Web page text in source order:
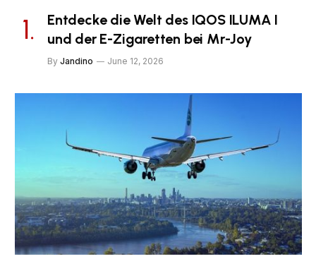
Entdecke die Welt des IQOS ILUMA I
und der E-Zigaretten bei Mr-Joy
By Jandino June 12, 2026